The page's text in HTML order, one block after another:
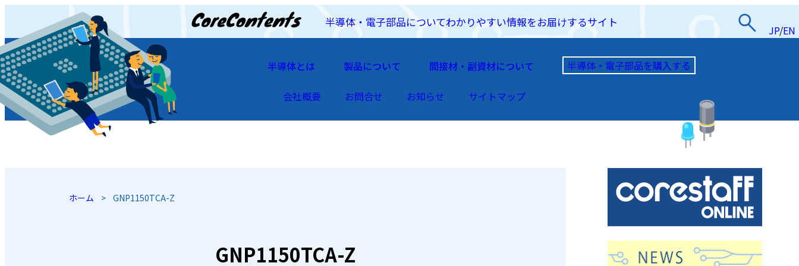
半導体・電子部品についてわかりやすい情報をお届けするサイト
JP/EN
JP/EN
半導体とは 製品について 間接材・副資材について 半導体・電子部品を購入する
会社概要 お問合せ お知らせ サイトマップ
ホーム > GNP1150TCA-Z
GNP1150TCA-Z